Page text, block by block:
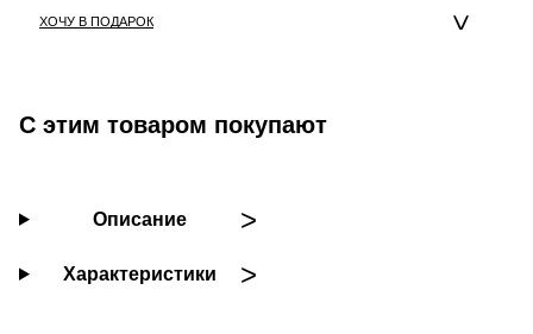
ХОЧУ В ПОДАРОК
С этим товаром покупают
Описание
Характеристики